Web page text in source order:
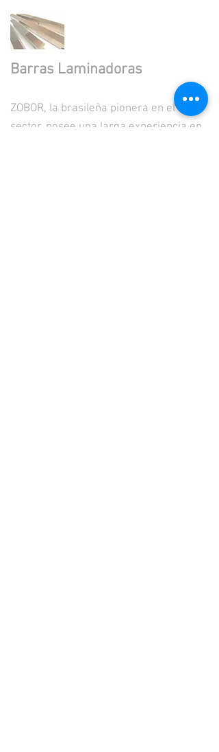
Barras Laminadoras
ZOBOR, la brasileña pionera en el
sector, posee una larga experiencia en